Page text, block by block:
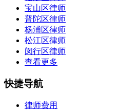
宝山区律师
普陀区律师
杨浦区律师
松江区律师
闵行区律师
查看更多
快捷导航
律师费用